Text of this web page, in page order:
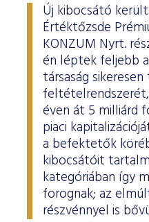
Új kibocsátó
Értéktőzsde
KONZUM Nyrt.
én léptek feljebb
társaság
éven át 5
piaci
a befektetők
kibocsátóit
kategóriában így
forognak; az
részvénnyel is